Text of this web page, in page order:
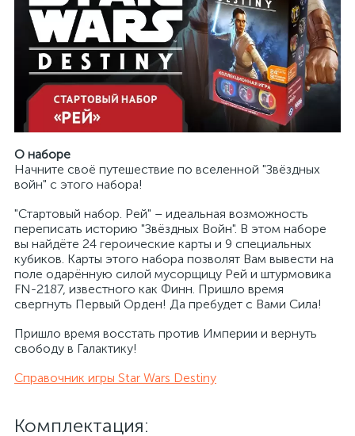
О наборе
Начните своё путешествие по вселенной "Звёздных
войн" с этого набора!
"Стартовый набор. Рей" – идеальная возможность
переписать историю "Звёздных Войн". В этом наборе
вы найдёте 24 героические карты и 9 специальных
кубиков. Карты этого набора позволят Вам вывести на
поле одарённую силой мусорщицу Рей и штурмовика
FN-2187, известного как Финн. Пришло время
свергнуть Первый Орден! Да пребудет с Вами Сила!
Пришло время восстать против Империи и вернуть
свободу в Галактику!
Справочник игры Star Wars Destiny
Комплектация: